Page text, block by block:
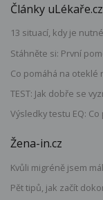
Články uLékaře.cz
13 situací, kdy je
Stáhněte si: První
Co pomáhá na
TEST: Jak dobře se
Výsledky testu EQ:
Žena-in.cz
Kvůli migréně jsem
Pět tipů, jak začít